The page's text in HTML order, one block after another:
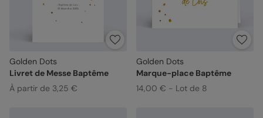
Golden Dots
Livret de Messe Baptême
À partir de 3,25 €
Golden Dots
Marque-place Baptême
14,00 € - Lot de 8